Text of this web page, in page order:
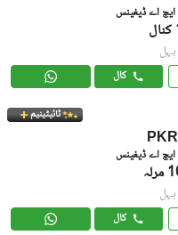
کال
ٹائیٹینیم
PKR
کال